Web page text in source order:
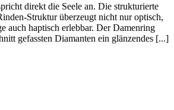
direkt die Seele an. Die strukturierte
Struktur überzeugt nicht nur optisch,
auch haptisch erlebbar. Der Damenring
gefassten Diamanten ein glänzendes [...]